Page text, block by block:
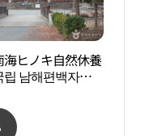
海ヒノキ自然休養
남해편백자연